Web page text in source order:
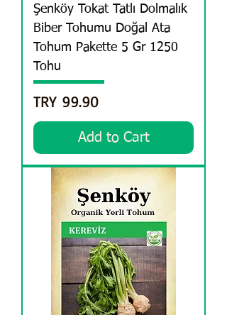
Şenköy Tokat Tatlı Dolmalık
Biber Tohumu Doğal Ata
Tohum Pakette 5 Gr 1250
Tohu
Price
TRY 99.90
Add to Cart